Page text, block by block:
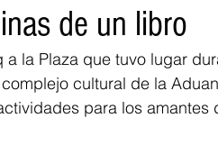
Mayores Economía
BIENESTAR AMBIENTAL
de un libro
a la Plaza que tuvo lugar
cultural de la
para los